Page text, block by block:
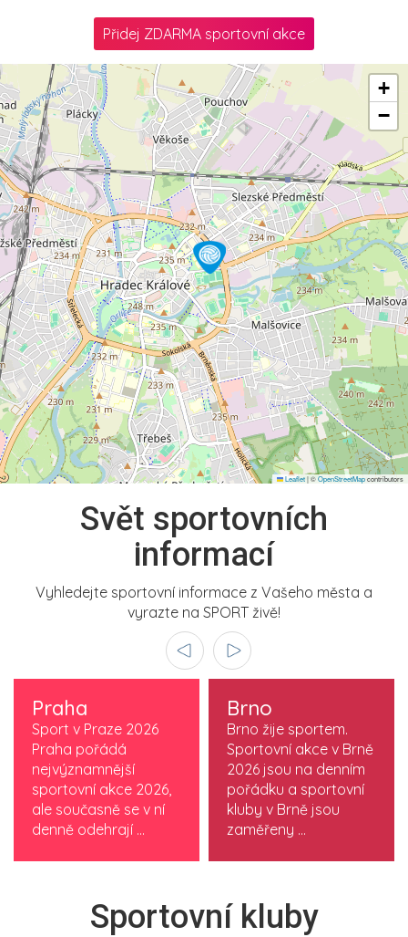
Přidej ZDARMA sportovní akce
+
−
Leaflet|©OpenStreetMapcontributors
Svět sportovních
informací
Vyhledejte sportovní informace z Vašeho města a
vyrazte na SPORT živě!
Praha
Sport v Praze 2026
Praha pořádá
nejvýznamnější
sportovní akce 2026,
ale současně se v ní
denně odehrají ...
Brno
Brno žije sportem.
Sportovní akce v Brně
2026 jsou na denním
pořádku a sportovní
kluby v Brně jsou
zaměřeny ...
Sportovní kluby